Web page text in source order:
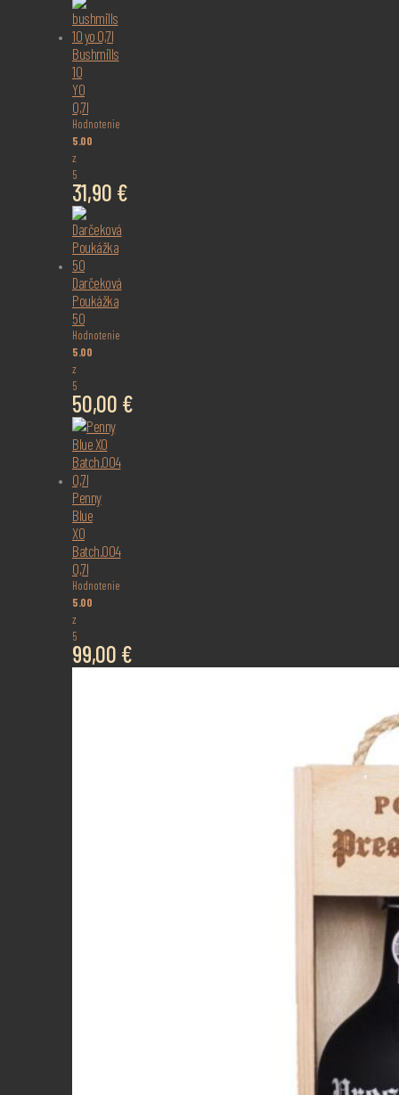
Bushmills
10
YO
0,7l
Hodnotenie
5.00
z
5
31,90 €
Darčeková
Poukážka
50
Hodnotenie
5.00
z
5
50,00 €
Penny
Blue
XO
Batch.004
0,7l
Hodnotenie
5.00
z
5
99,00 €